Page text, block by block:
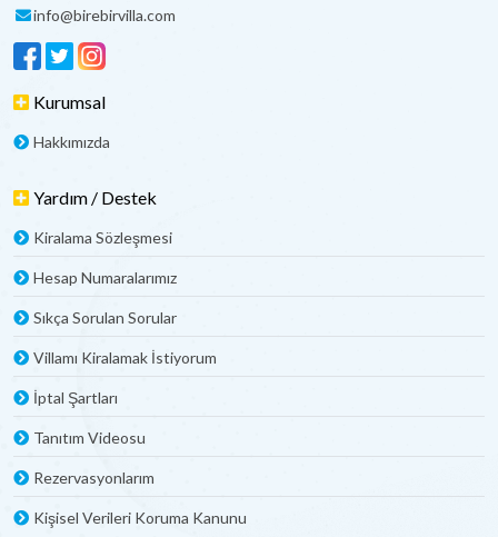
info@birebirvilla.com
Kurumsal
Hakkımızda
Yardım / Destek
Kiralama Sözleşmesi
Hesap Numaralarımız
Sıkça Sorulan Sorular
Villamı Kiralamak İstiyorum
İptal Şartları
Tanıtım Videosu
Rezervasyonlarım
Kişisel Verileri Koruma Kanunu